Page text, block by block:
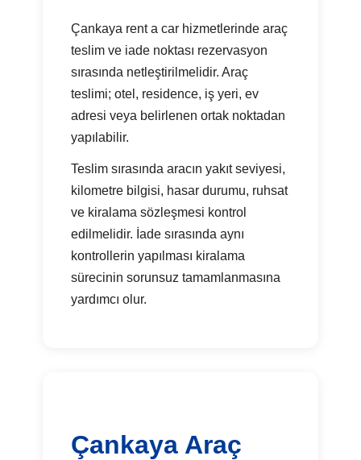
Çankaya rent a car hizmetlerinde araç
teslim ve iade noktası rezervasyon
sırasında netleştirilmelidir. Araç
teslimi; otel, residence, iş yeri, ev
adresi veya belirlenen ortak noktadan
yapılabilir.
Teslim sırasında aracın yakıt seviyesi,
kilometre bilgisi, hasar durumu, ruhsat
ve kiralama sözleşmesi kontrol
edilmelidir. İade sırasında aynı
kontrollerin yapılması kiralama
sürecinin sorunsuz tamamlanmasına
yardımcı olur.
Çankaya Araç